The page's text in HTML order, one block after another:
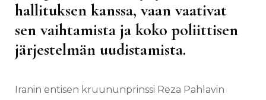
hallituksen kanssa, vaan vaativat
sen vaihtamista ja koko poliittisen
järjestelmän uudistamista.
Iranin entisen kruununprinssi Reza Pahlavin